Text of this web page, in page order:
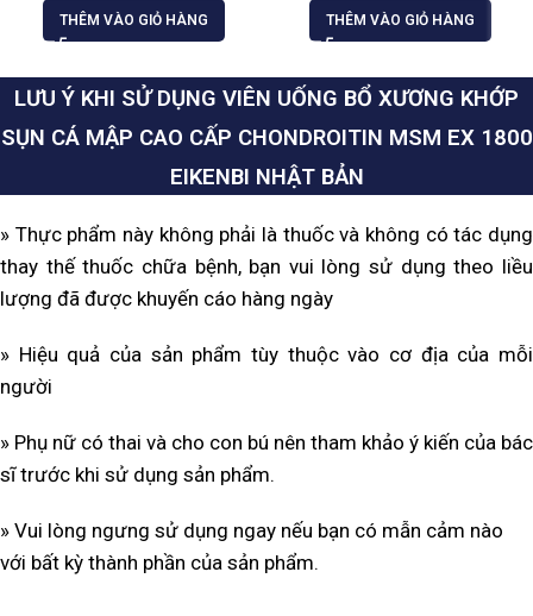
THÊM VÀO GIỎ HÀNG THÊM VÀO GIỎ HÀNG
LƯU Ý KHI SỬ DỤNG VIÊN UỐNG BỔ XƯƠNG KHỚP
SỤN CÁ MẬP CAO CẤP CHONDROITIN MSM EX 1800
EIKENBI NHẬT BẢN
» Thực phẩm này không phải là thuốc và không có tác dụng
thay thế thuốc chữa bệnh, bạn vui lòng sử dụng theo liều
lượng đã được khuyến cáo hàng ngày
» Hiệu quả của sản phẩm tùy thuộc vào cơ địa của mỗi
người
» Phụ nữ có thai và cho con bú nên tham khảo ý kiến của bác
sĩ trước khi sử dụng sản phẩm.
» Vui lòng ngưng sử dụng ngay nếu bạn có mẫn cảm nào
với bất kỳ thành phần của sản phẩm.